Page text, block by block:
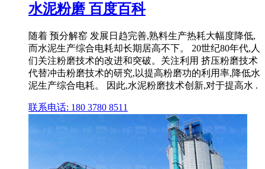
水泥粉磨 百度百科
随着 预分解窑 发展日趋完善,熟料生产热耗大幅度降低,
而水泥生产综合电耗却长期居高不下。 20世纪80年代,人
们关注粉磨技术的改进和突破。关注利用 挤压粉磨技术
代替冲击粉磨技术的研究,以提高粉磨功的利用率,降低水
泥生产综合电耗。 因此,水泥粉磨技术创新,对于提高水 .
联系电话: 180 3780 8511